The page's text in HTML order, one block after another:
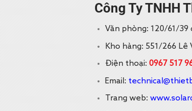
Công Ty TNHH
Văn phòng: 120/61/39
Kho hàng: 551/266 Lê
Điện thoại:0967 517
Email:
Trang web: